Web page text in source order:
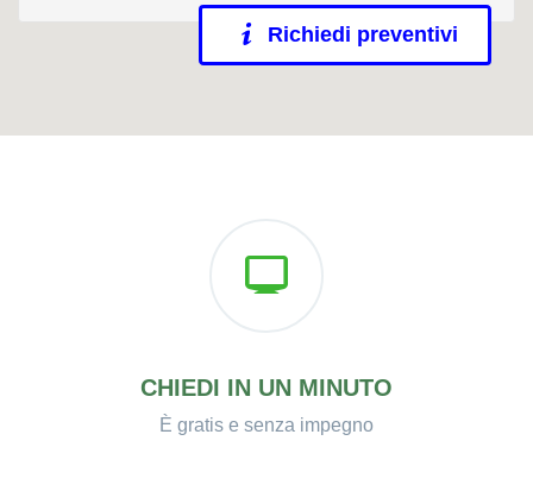
Richiedi preventivi
CHIEDI IN UN MINUTO
È gratis e senza impegno